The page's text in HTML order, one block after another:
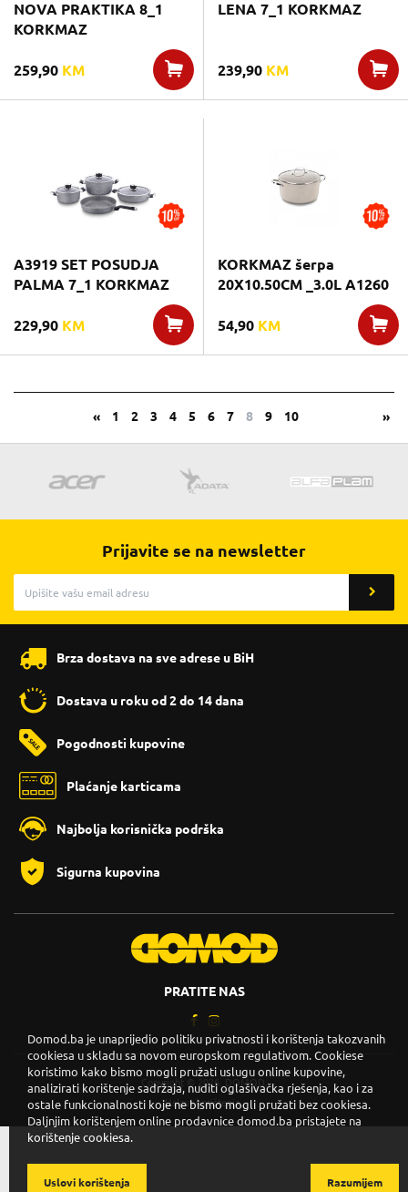
NOVA PRAKTIKA 8_1
KORKMAZ
259,90 KM
LENA 7_1 KORKMAZ
239,90 KM
A3919 SET POSUDJA
PALMA 7_1 KORKMAZ
229,90 KM
KORKMAZ šerpa
20X10.50CM _3.0L A1260
54,90 KM
« 1 2 3 4 5 6 7 8 9 10 »
Prijavite se na newsletter
Brza dostava na sve adrese u BiH
Dostava u roku od 2 do 14 dana
Pogodnosti kupovine
Plaćanje karticama
Najbolja korisnička podrška
Sigurna kupovina
PRATITE NAS
Copyright © 2026. DOMOD.
Uslovi korištenja.
Domod.ba je unaprijedio politiku privatnosti i korištenja takozvanih
cookiesa u skladu sa novom europskom regulativom. Cookiese
koristimo kako bismo mogli pružati uslugu online kupovine,
analizirati korištenje sadržaja, nuditi oglašivačka rješenja, kao i za
ostale funkcionalnosti koje ne bismo mogli pružati bez cookiesa.
Daljnjim korištenjem online prodavnice domod.ba pristajete na
korištenje cookiesa.
Razumijem
Uslovi korištenja